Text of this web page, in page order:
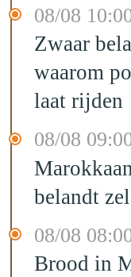
08/08
Zwaar
waarom
laat rijden
08/08
belandt
08/08
Brood in